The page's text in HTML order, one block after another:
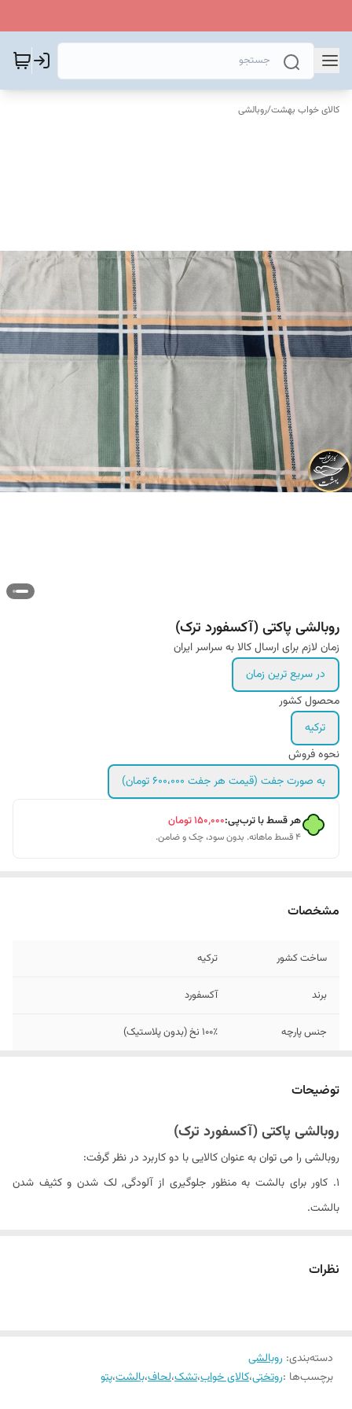
کالای خواب بهشت/روبالشی
روبالشی پاکتی (آکسفورد ترک)
زمان لازم برای ارسال کالا به سراسر ایران
در سریع ترین زمان
محصول کشور
ترکیه
نحوه فروش
به صورت جفت (قیمت هر جفت ۶۰۰،۰۰۰ تومان)
هر قسط با ترب‌پی:۱۵۰٬۰۰۰تومان
۴ قسط ماهانه. بدون سود، چک و ضامن.
مشخصات
ساخت کشور ترکیه
برند آکسفورد
جنس پارچه ۱۰۰٪ نخ (بدون پلاستیک)
دستورالعمل شستشو
بدون آنزیم
توضیحات
روبالشی پاکتی (آکسفورد ترک)
روبالشی را می توان به عنوان کالایی با دو کاربرد در نظر گرفت:
۱. کاور برای بالشت به منظور جلوگیری از آلودگی, لک شدن و کثیف شدن
بالشت.
این روبالشی ها به صورت جفت و در طیف های رنگی متنوع و سایز استاندارد
عرضه می شوند که همگی پاکتی و قاب دار هستند. ضمنا امکان سفارش
نظرات
دسته‌بندی: روبالشی
برچسب‌ها :روتختی،کالای خواب،تشک،لحاف،بالشت،پتو